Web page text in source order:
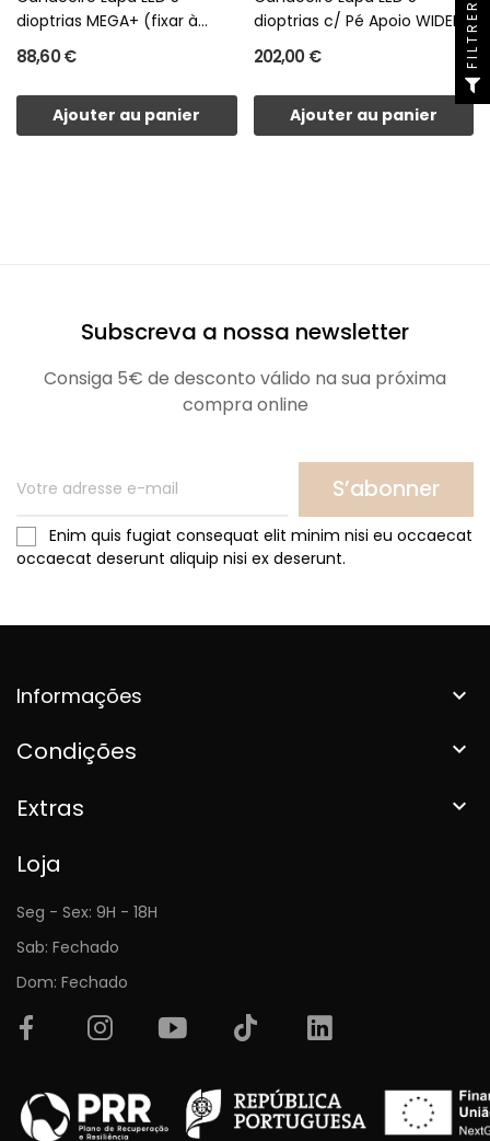
dioptrias MEGA+ (fixar à...
88,60 €
Ajouter au panier
dioptrias c/ Pé Apoio WIDEN
202,00 €
Ajouter au panier
Subscreva a nossa newsletter
Consiga 5€ de desconto válido na sua próxima
compra online
S’abonner
Enim quis fugiat consequat elit minim nisi eu occaecat
occaecat deserunt aliquip nisi ex deserunt.
Informações 
Condições 
Extras 
Loja
Seg - Sex: 9H - 18H
Sab: Fechado
Dom: Fechado
FILTRER